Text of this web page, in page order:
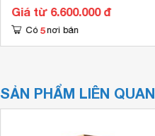
Giá từ 6.600.000 đ
Có 5 nơi bán
SẢN PHẨM LIÊN QUAN